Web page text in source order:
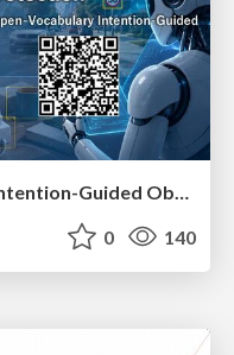
0 140